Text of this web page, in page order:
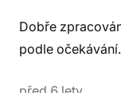
Dobře
podle očekávání.